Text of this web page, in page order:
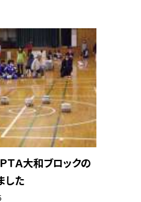
ＴＡ大和ブロックの
した